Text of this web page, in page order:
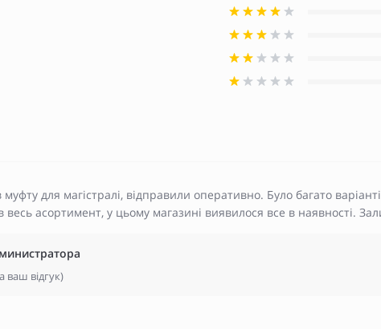
для магістралі, відправили оперативно. Було багато
весь асортимент, у цьому магазині виявилося все в наявності.
ваш відгук)